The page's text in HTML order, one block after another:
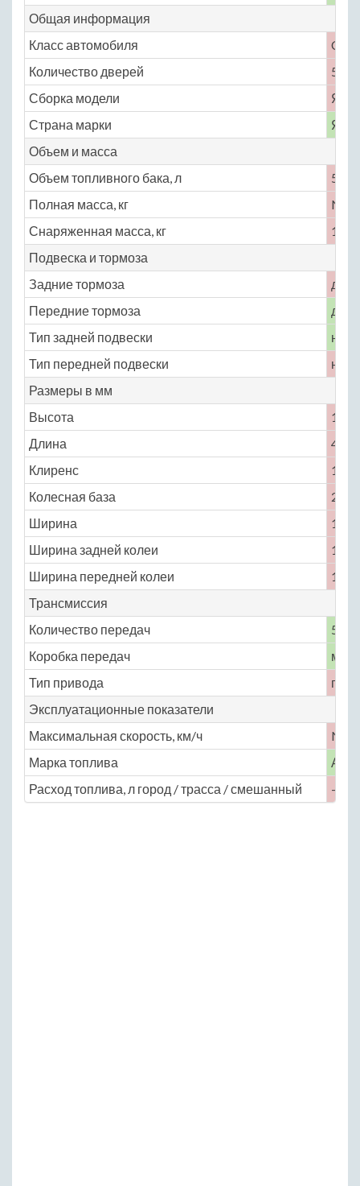
Общая информация
Класс автомобиля
C
Количество дверей
5
Сборка модели
Страна марки
Объем и масса
Объем топливного бака, л
50
Полная масса, кг
No
Снаряженная масса, кг
1030
Подвеска и тормоза
Задние тормоза
Передние тормоза
Тип задней подвески
Тип передней подвески
Размеры в мм
Высота
1355
Длина
4260
Клиренс
150
Колесная база
2500
Ширина
1675
Ширина задней колеи
1435
Ширина передней колеи
1430
Трансмиссия
Количество передач
5
Коробка передач
Тип привода
Эксплуатационные показатели
Максимальная скорость, км/ч
No
Марка топлива
АИ-
Расход топлива, л город / трасса / смешанный
— /